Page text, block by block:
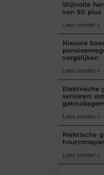
Stijlvolle
van 50 plus
Lees verder »
Nieuwe
vergelijken
Lees verder »
Elektrische
senioren:
Lees verder »
Praktische
Lees verder »